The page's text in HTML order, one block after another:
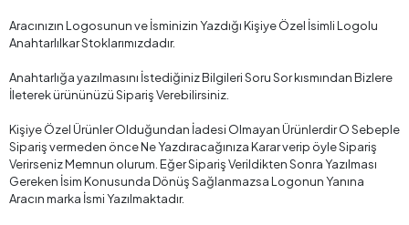
Aracınızın Logosunun ve İsminizin Yazdığı Kişiye Özel İsimli Logolu
Anahtarlılkar Stoklarımızdadır.
Anahtarlığa yazılmasını İstediğiniz Bilgileri Soru Sor kısmından Bizlere
İleterek ürününüzü Sipariş Verebilirsiniz.
Kişiye Özel Ürünler Olduğundan İadesi Olmayan Ürünlerdir O Sebeple
Sipariş vermeden önce Ne Yazdıracağınıza Karar verip öyle Sipariş
Verirseniz Memnun olurum. Eğer Sipariş Verildikten Sonra Yazılması
Gereken İsim Konusunda Dönüş Sağlanmazsa Logonun Yanına
Aracın marka İsmi Yazılmaktadır.